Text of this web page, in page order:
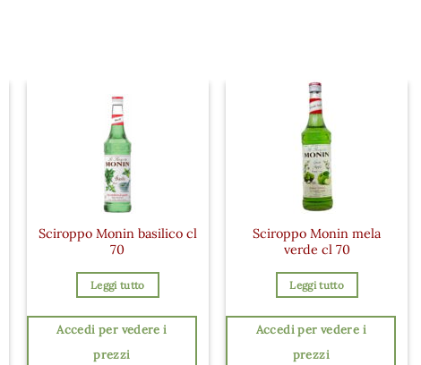
Sciroppo Monin basilico cl
70
Leggi tutto
Accedi per vedere i
prezzi
Sciroppo Monin mela
verde cl 70
Leggi tutto
Accedi per vedere i
prezzi